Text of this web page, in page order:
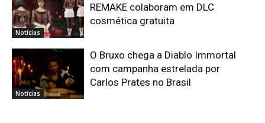
Notícias
REMAKE colaboram em DLC
cosmética gratuita
Notícias
O Bruxo chega a Diablo Immortal
com campanha estrelada por
Carlos Prates no Brasil